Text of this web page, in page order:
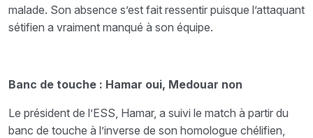
malade. Son absence s’est fait ressentir puisque l’attaquant
sétifien a vraiment manqué à son équipe.
Banc de touche : Hamar oui, Medouar non
Le président de l’ESS, Hamar, a suivi le match à partir du
banc de touche à l’inverse de son homologue chélifien,